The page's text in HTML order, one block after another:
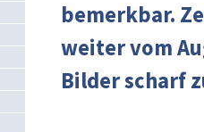
bemerkbar.
weiter vom
Bilder scharf